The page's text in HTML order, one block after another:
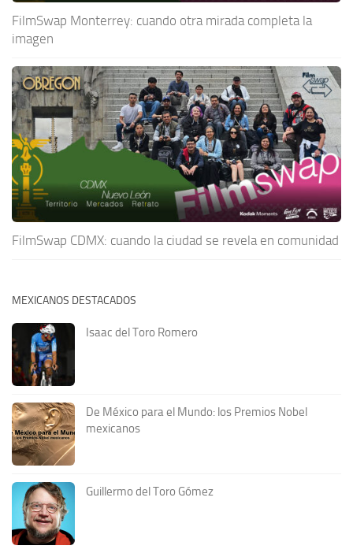
FilmSwap Monterrey: cuando otra mirada completa la
imagen
FilmSwap CDMX: cuando la ciudad se revela en comunidad
MEXICANOS DESTACADOS
Isaac del Toro Romero
De México para el Mundo: los Premios Nobel
mexicanos
Guillermo del Toro Gómez